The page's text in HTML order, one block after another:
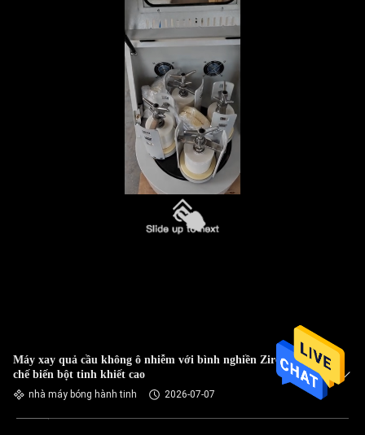
Máy xay quả cầu không ô nhiễm với bình nghiền Zirconia để
chế biến bột tinh khiết cao
nhà máy bóng hành tinh 2026-07-07